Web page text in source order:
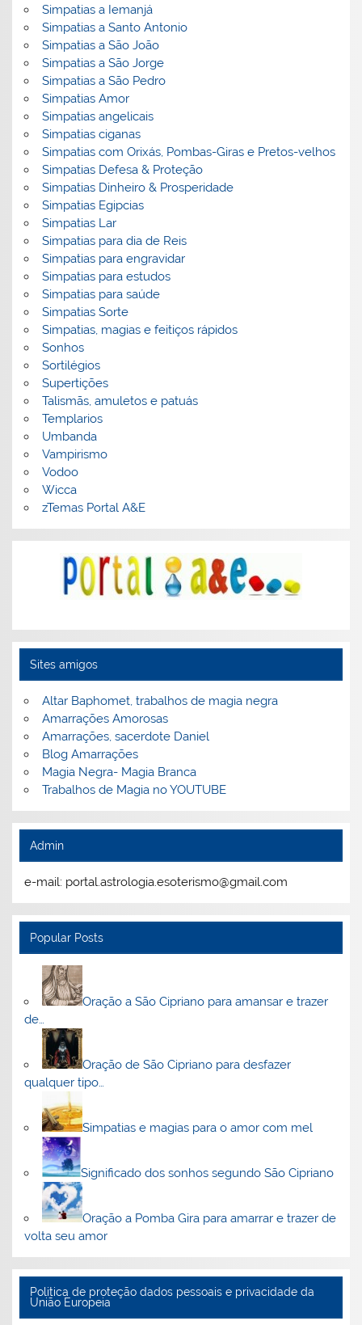
Simpatias a Iemanjá
Simpatias a Santo Antonio
Simpatias a São João
Simpatias a São Jorge
Simpatias a São Pedro
Simpatias Amor
Simpatias angelicais
Simpatias ciganas
Simpatias com Orixás, Pombas-Giras e Pretos-velhos
Simpatias Defesa & Proteção
Simpatias Dinheiro & Prosperidade
Simpatias Egipcias
Simpatias Lar
Simpatias para dia de Reis
Simpatias para engravidar
Simpatias para estudos
Simpatias para saúde
Simpatias Sorte
Simpatias, magias e feitiços rápidos
Sonhos
Sortilégios
Supertições
Talismãs, amuletos e patuás
Templarios
Umbanda
Vampirismo
Vodoo
Wicca
zTemas Portal A&E
Sites amigos
Altar Baphomet, trabalhos de magia negra
Amarrações Amorosas
Amarrações, sacerdote Daniel
Blog Amarrações
Magia Negra- Magia Branca
Trabalhos de Magia no YOUTUBE
Admin
e-mail: portal.astrologia.esoterismo@gmail.com
Popular Posts
Oração a São Cipriano para amansar e trazer
de…
Oração de São Cipriano para desfazer
qualquer tipo…
Simpatias e magias para o amor com mel
Significado dos sonhos segundo São Cipriano
Oração a Pomba Gira para amarrar e trazer de
volta seu amor
Politica de proteção dados pessoais e privacidade da
União Europeia